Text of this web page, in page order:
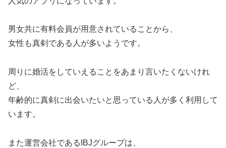
男女共に有料会員が用意されていることから、
女性も真剣である人が多いようです。
周りに婚活をしていえることをあまり言いたくないけれ
ど、
年齢的に真剣に出会いたいと思っている人が多く利用して
います。
また運営会社であるIBJグループは、